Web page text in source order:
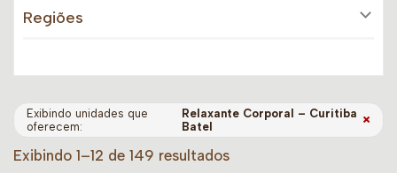
Regiões
Exibindo unidades que
oferecem:
Relaxante Corporal – Curitiba
Batel
×
Exibindo 1–12 de 149 resultados